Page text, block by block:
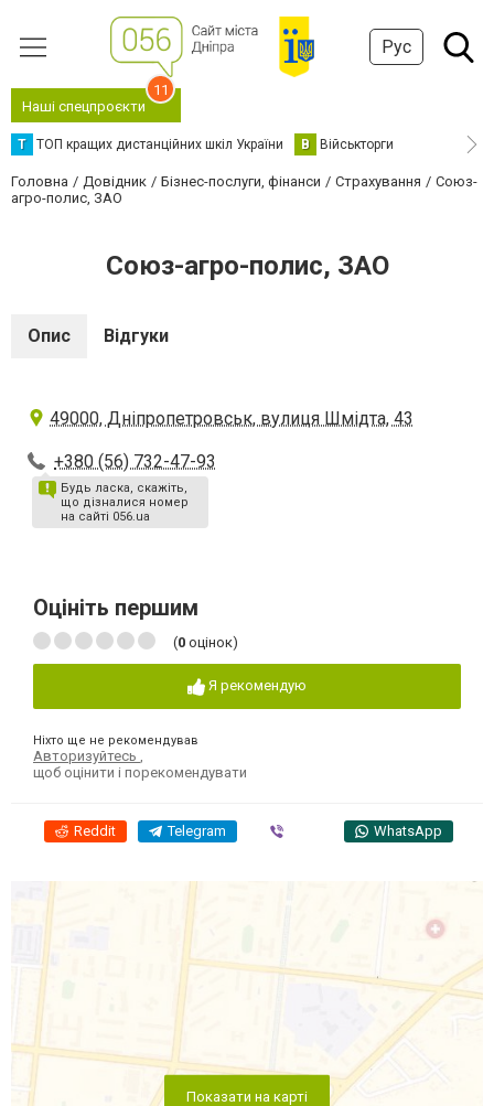
Рус
Наші спецпроєкти
11
Т ТОП кращих дистанційних шкіл України В Військторги
Головна Довідник Бізнес-послуги, фінанси Страхування
Союз-
агро-полис, ЗАО
Союз-агро-полис, ЗАО
Опис Відгуки
49000, Дніпропетровськ, вулиця Шмідта, 43
+380 (56) 732-47-93
Будь ласка, скажіть,
що дізналися номер
на сайті 056.ua
Оцініть першим
(0 оцінок)
Я рекомендую
Ніхто ще не рекомендував
Авторизуйтесь
щоб оцінити і порекомендувати
Reddit Telegram WhatsApp
Показати на карті